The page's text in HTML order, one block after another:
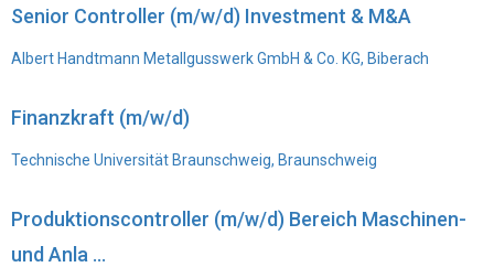
Senior Controller (m/w/d) Investment & M&A
Albert Handtmann Metallgusswerk GmbH & Co. KG, Biberach
Finanzkraft (m/w/d)
Technische Universität Braunschweig, Braunschweig
Produktionscontroller (m/w/d) Bereich Maschinen-
und Anla ...